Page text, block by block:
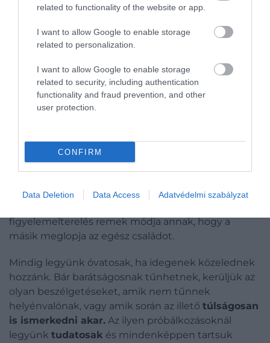
related to functionality of the website or app.
I want to allow Google to enable storage
related to personalization.
I want to allow Google to enable storage
related to security, including authentication
functionality and fraud prevention, and other
user protection.
CONFIRM
Data Deletion Data Access Adatvédelmi szabályzat
történelemben, amivel több millió embert
Pantomim-átverés
Firenzében rengeteg a pantomimművész, akik a
csalók, akik párban járkálnak, és
családokatszemelnek ki. Többféle stratégiával
valamilyen kedves műsort adnának a gyerekeknek,
figyelemelterelés remek módja annak, hogy a
másik meglopja az egész családot.
Mindig legyünk óvatosak, ha idegenek közelednek
hozzánk. Bár barátságosnak tűnhetnek, kerüljük az
olyan beszélgetéseket, amik nem tűnnek
helyénvalónak, vagy amik során az illető túlságosan
is ismerkedni akar. Az ilyen próbálkozásoknál
legyünk tudatosak és mindenképpen tartsuk